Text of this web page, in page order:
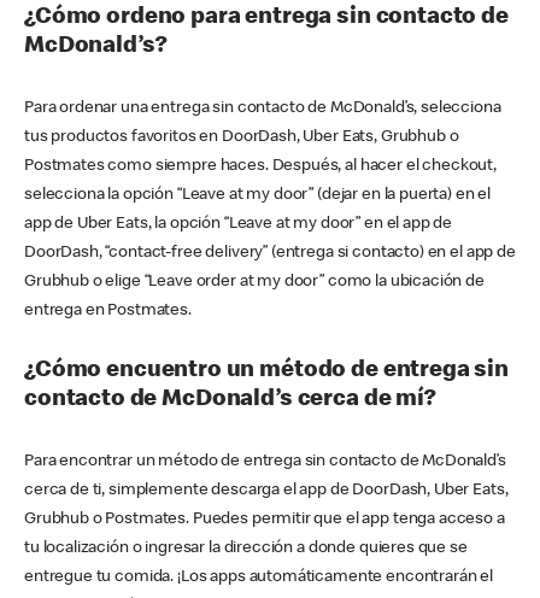
¿Cómo ordeno para entrega sin contacto de
McDonald’s?
Para ordenar una entrega sin contacto de McDonald’s, selecciona
tus productos favoritos en DoorDash, Uber Eats, Grubhub o
Postmates como siempre haces. Después, al hacer el checkout,
selecciona la opción “Leave at my door” (dejar en la puerta) en el
app de Uber Eats, la opción “Leave at my door” en el app de
DoorDash, “contact-free delivery” (entrega si contacto) en el app de
Grubhub o elige “Leave order at my door” como la ubicación de
entrega en Postmates.
¿Cómo encuentro un método de entrega sin
contacto de McDonald’s cerca de mí?
Para encontrar un método de entrega sin contacto de McDonald’s
cerca de ti, simplemente descarga el app de DoorDash, Uber Eats,
Grubhub o Postmates. Puedes permitir que el app tenga acceso a
tu localización o ingresar la dirección a donde quieres que se
entregue tu comida. ¡Los apps automáticamente encontrarán el